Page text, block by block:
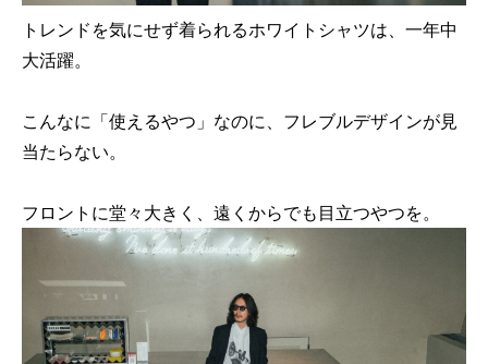
トレンドを気にせず着られるホワイトシャツは、一年中
大活躍。
こんなに「使えるやつ」なのに、フレブルデザインが見
当たらない。
フロントに堂々大きく、遠くからでも目立つやつを。